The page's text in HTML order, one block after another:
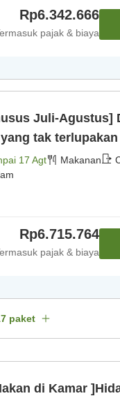
Rp6.342.666
pajak & biaya
Juli-Agustus]
[Makan malam]
17 Agt Makanan
Rp6.715.764
pajak & biaya
paket
di Kamar